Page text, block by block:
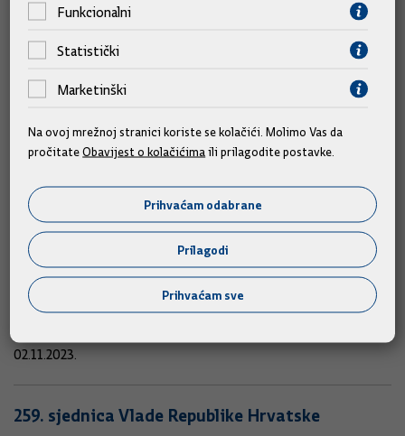
263. sjednica Vlade Republike Hrvatske
16.11.2023.
09.11.2023.
261. (telefonska) sjednica Vlade Republike
Hrvatske
06.11.2023.
02.11.2023.
259. sjednica Vlade Republike Hrvatske
Funkcionalni
Statistički
Marketinški
Na ovoj mrežnoj stranici koriste se kolačići. Molimo Vas da
pročitateObavijest o kolačićimaili prilagodite postavke.
Prihvaćam odabrane
Prilagodi
Prihvaćam sve